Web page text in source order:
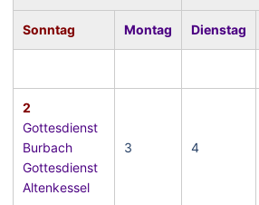
Sonntag Montag Dienstag
2
Gottesdienst
Burbach
Gottesdienst
Altenkessel
3 4